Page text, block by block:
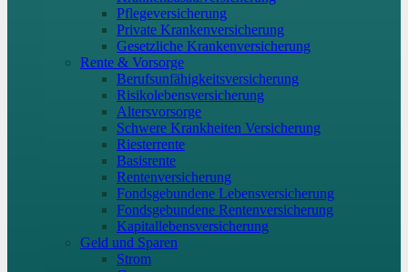
Pflegeversicherung
Private Krankenversicherung
Gesetzliche Krankenversicherung
Rente & Vorsorge
Berufs­unfähigkeitsversicherung
Risikolebensversicherung
Altersvorsorge
Schwere Krankheiten Versicherung
Riesterrente
Basisrente
Rentenversicherung
Fondsgebundene Lebensversicherung
Fondsgebundene Rentenversicherung
Kapitallebensversicherung
Geld und Sparen
Strom